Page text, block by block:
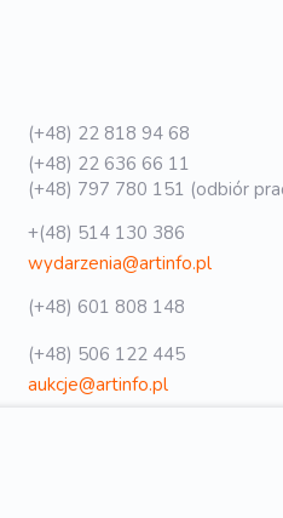
(+48) 22 818 94 68
(+48) 22 636 66 11
(+48) 797 780 151 (odbiór
+(48) 514 130 386
wydarzenia@artinfo.pl
(+48) 601 808 148
(+48) 506 122 445
aukcje@artinfo.pl